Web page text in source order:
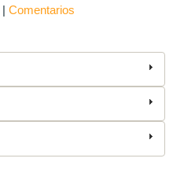
| Comentarios